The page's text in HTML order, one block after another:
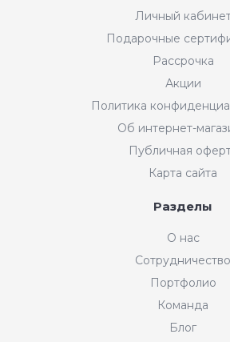
Личный
Подарочные
Рассрочка
Акции
Политика
Об интернет-
Публичная
Карта сайта
Разделы
О нас
Сотрудничество
Портфолио
Команда
Блог